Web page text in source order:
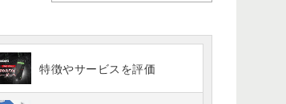
特徴やサービスを評価